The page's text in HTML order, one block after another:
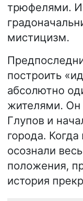
трюфелями.
мистицизм.
построить
абсолютно
жителями. Он
Глупов и
города.
осознали
положения,
история